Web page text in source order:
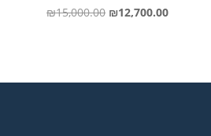
₪15,000.00 Original
₪12,700.00Current